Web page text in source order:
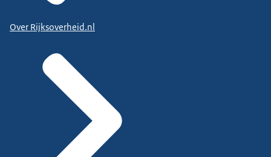
Over Rijksoverheid.nl